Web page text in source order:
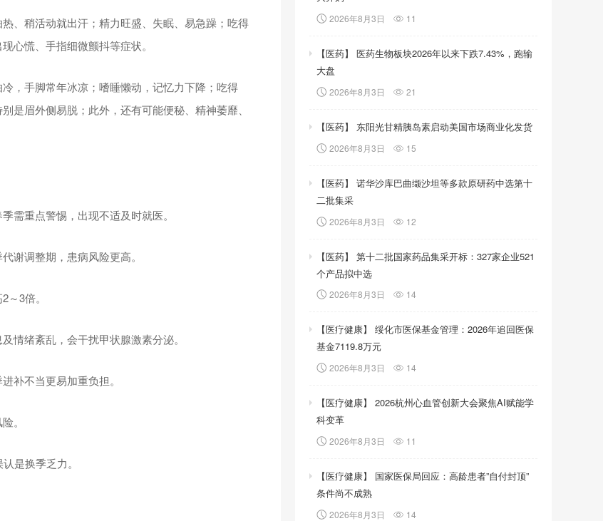
、稍活动就出汗；精力旺盛、失眠、易急躁；吃得
心慌、手指细微颤抖等症状。
，手脚常年冰凉；嗜睡懒动，记忆力下降；吃得
是眉外侧易脱；此外，还有可能便秘、精神萎靡、
需重点警惕，出现不适及时就医。
谢调整期，患病风险更高。
3倍。
情绪紊乱，会干扰甲状腺激素分泌。
补不当更易加重负担。
。
是换季乏力。
2026年8月3日 11
【医药】 医药生物板块2026年以来下跌7.43%，跑输
大盘
2026年8月3日 21
【医药】 东阳光甘精胰岛素启动美国市场商业化发货
2026年8月3日 15
【医药】 诺华沙库巴曲缬沙坦等多款原研药中选第十
二批集采
2026年8月3日 12
【医药】 第十二批国家药品集采开标：327家企业521
个产品拟中选
2026年8月3日 14
【医疗健康】 绥化市医保基金管理：2026年追回医保
基金7119.8万元
2026年8月3日 14
【医疗健康】 2026杭州心血管创新大会聚焦AI赋能学
科变革
2026年8月3日 11
【医疗健康】 国家医保局回应：高龄患者”自付封顶”
条件尚不成熟
2026年8月3日 14